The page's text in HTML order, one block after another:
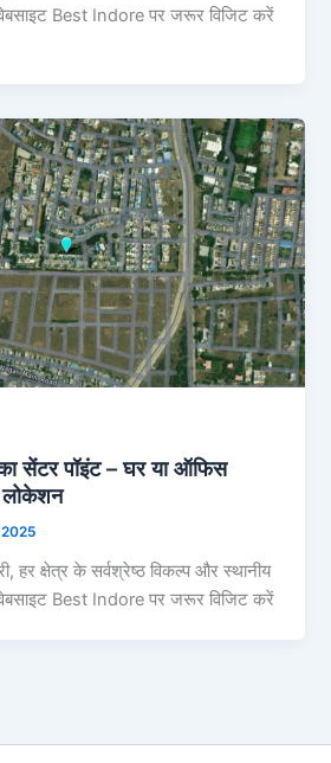
Best Indore पर जरूर विजिट करें
सेंटर पॉइंट – घर या ऑफिस
लोकेशन
हर क्षेत्र के सर्वश्रेष्ठ विकल्प और स्थानीय
Best Indore पर जरूर विजिट करें